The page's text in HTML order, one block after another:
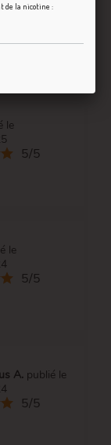
le
5/5
le
5/5
A. publié le
5/5
de la nicotine :